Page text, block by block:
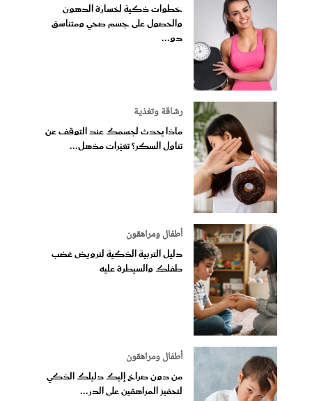
خطوات ذكية لخسارة الدهون
والحصول على جسم صحي ومتناسق
دو...
رشاقة وتغذية
ماذا يحدث لجسمك عند التوقف عن
تناول السكر؟ تغيّرات مذهل...
أطفال ومراهقون
دليل التربية الذكية لترويض غضب
طفلكِ والسيطرة عليه
أطفال ومراهقون
من دون صراخ إليك دليلك الذكي
لتحفيز المراهقين على الدر...